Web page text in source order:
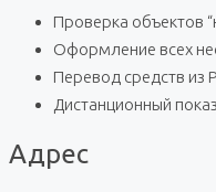
Проверка объектов
Оформление всех
Перевод средств из
Дистанционный
Адрес